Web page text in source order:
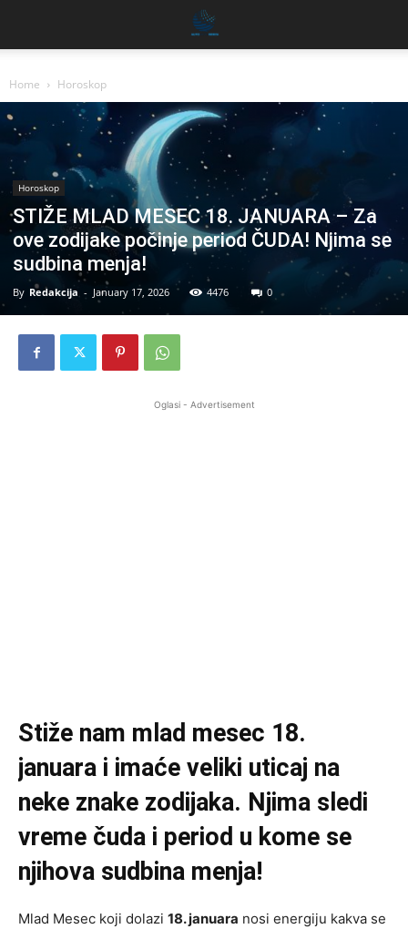
Home Horoskop
Horoskop
STIŽE MLAD MESEC 18. JANUARA – Za
ove zodijake počinje period ČUDA! Njima se
sudbina menja!
By Redakcija - January 17, 2026 4476 0
Oglasi - Advertisement
Stiže nam mlad mesec 18.
januara i imaće veliki uticaj na
neke znake zodijaka. Njima sledi
vreme čuda i period u kome se
njihova sudbina menja!
Mlad Mesec koji dolazi 18. januara nosi energiju kakva se